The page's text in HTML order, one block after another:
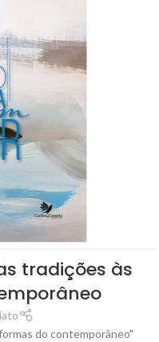
tradições às
do contemporâneo"